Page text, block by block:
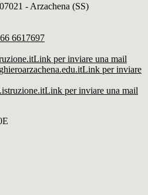
- Arzachena (SS)
6617697
Link per inviare una mail
Link per inviare
Link per inviare una mail